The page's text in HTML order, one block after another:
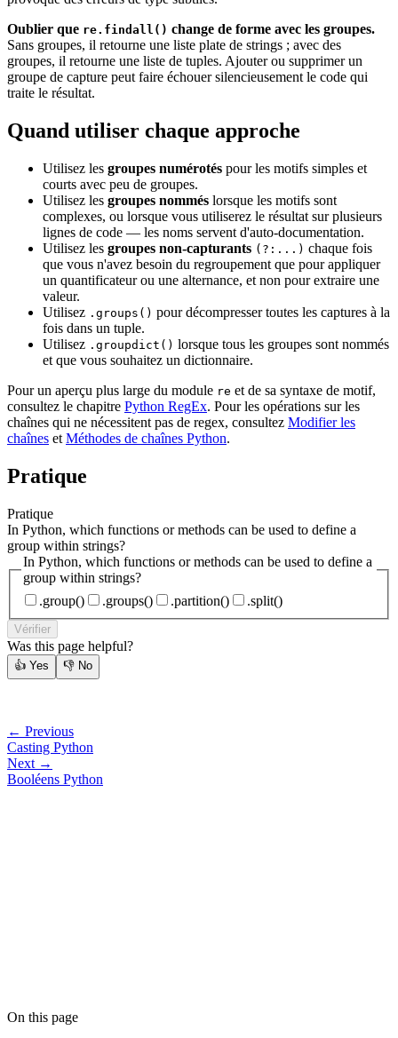
Oublier que re.findall() change de forme avec les groupes.
Sans groupes, il retourne une liste plate de strings ; avec des
groupes, il retourne une liste de tuples. Ajouter ou supprimer un
groupe de capture peut faire échouer silencieusement le code qui
traite le résultat.
Quand utiliser chaque approche
Utilisez les groupes numérotés pour les motifs simples et
courts avec peu de groupes.
Utilisez les groupes nommés lorsque les motifs sont
complexes, ou lorsque vous utiliserez le résultat sur plusieurs
lignes de code — les noms servent d'auto-documentation.
Utilisez les groupes non-capturants (?:...) chaque fois
que vous n'avez besoin du regroupement que pour appliquer
un quantificateur ou une alternance, et non pour extraire une
valeur.
Utilisez .groups() pour décompresser toutes les captures à la
fois dans un tuple.
Utilisez .groupdict() lorsque tous les groupes sont nommés
et que vous souhaitez un dictionnaire.
Pour un aperçu plus large du module re et de sa syntaxe de motif,
consultez le chapitre Python RegEx. Pour les opérations sur les
chaînes qui ne nécessitent pas de regex, consultez Modifier les
chaînes et Méthodes de chaînes Python.
Pratique
Pratique
In Python, which functions or methods can be used to define a
group within strings?
In Python, which functions or methods can be used to define a
group within strings?
.group()
.groups() .partition() .split()
Vérifier
Was this page helpful?
👍 Yes 👎 No
← Previous
Casting Python
Next →
Booléens Python
On this page